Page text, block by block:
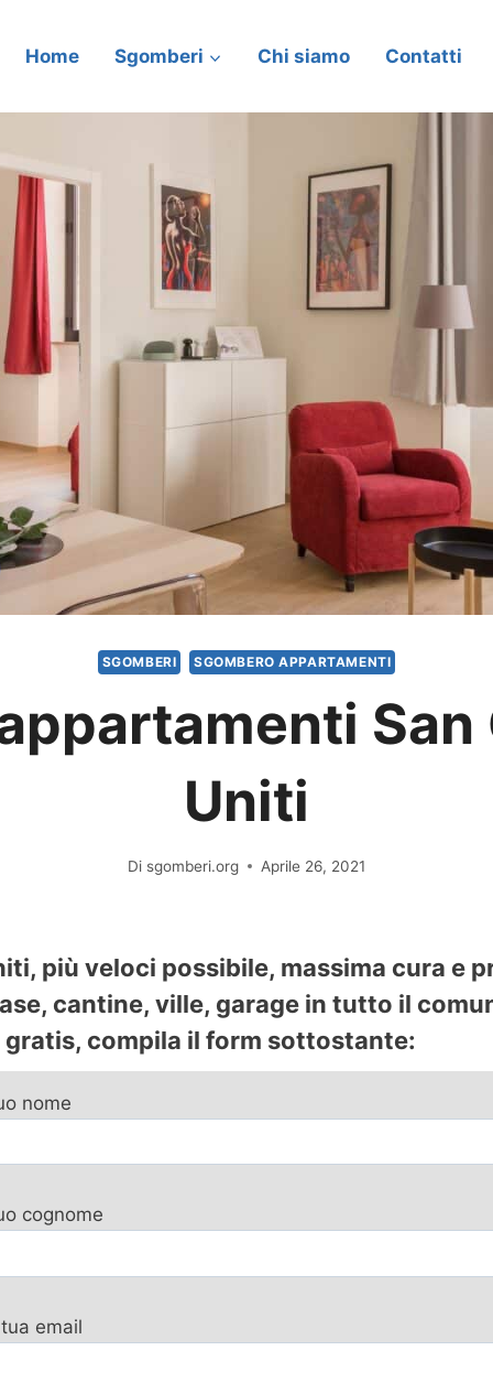
Home Sgomberi Chi siamo Contatti
SGOMBERI SGOMBERO APPARTAMENTI
San
Uniti
Di sgomberi.org Aprile 26, 2021
più veloci possibile, massima cura e
cantine, ville, garage in tutto il
compila il form sottostante:
nome
cognome
email